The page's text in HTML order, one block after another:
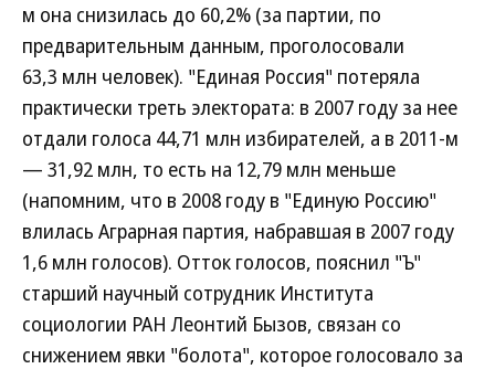
м она снизилась до 60,2% (за партии, по
предварительным данным, проголосовали
63,3 млн человек). "Единая Россия" потеряла
практически треть электората: в 2007 году за нее
отдали голоса 44,71 млн избирателей, а в 2011-м
— 31,92 млн, то есть на 12,79 млн меньше
(напомним, что в 2008 году в "Единую Россию"
влилась Аграрная партия, набравшая в 2007 году
1,6 млн голосов). Отток голосов, пояснил "Ъ"
старший научный сотрудник Института
социологии РАН Леонтий Бызов, связан со
снижением явки "болота", которое голосовало за